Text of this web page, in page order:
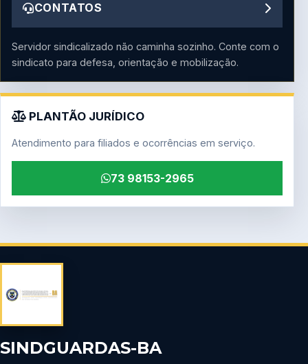
CONTATOS
Servidor sindicalizado não caminha sozinho. Conte com o
sindicato para defesa, orientação e mobilização.
PLANTÃO JURÍDICO
Atendimento para filiados e ocorrências em serviço.
73 98153-2965
SINDGUARDAS-BA